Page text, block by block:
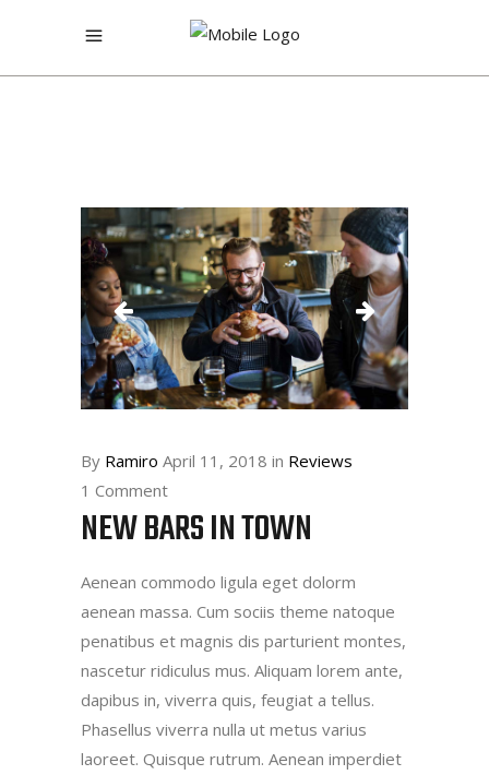
By Ramiro April 11, 2018 in Reviews
1 Comment
NEW BARS IN TOWN
Aenean commodo ligula eget dolorm
aenean massa. Cum sociis theme natoque
penatibus et magnis dis parturient montes,
nascetur ridiculus mus. Aliquam lorem ante,
dapibus in, viverra quis, feugiat a tellus.
Phasellus viverra nulla ut metus varius
laoreet. Quisque rutrum. Aenean imperdiet